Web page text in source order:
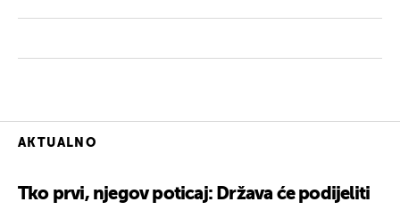
AKTUALNO
Tko prvi, njegov poticaj: Država će podijeliti